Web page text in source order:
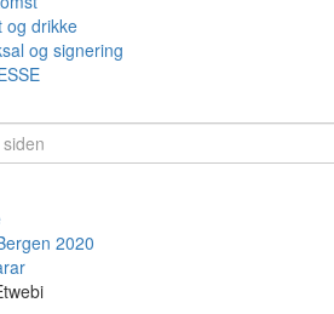
og drikke
og signering
2020